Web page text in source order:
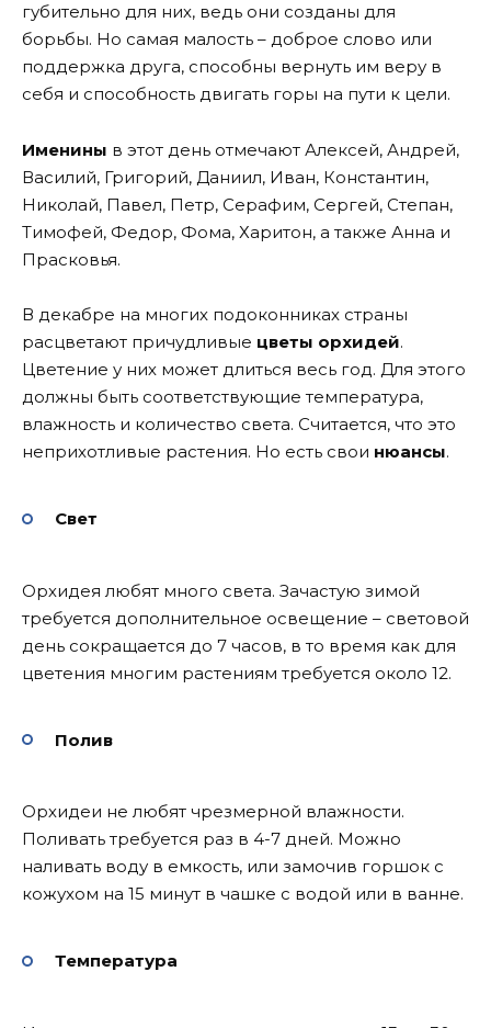
губительно для них, ведь они созданы для
борьбы. Но самая малость – доброе слово или
поддержка друга, способны вернуть им веру в
себя и способность двигать горы на пути к цели.
Именины в этот день отмечают Алексей, Андрей,
Василий, Григорий, Даниил, Иван, Константин,
Николай, Павел, Петр, Серафим, Сергей, Степан,
Тимофей, Федор, Фома, Харитон, а также Анна и
Прасковья.
В декабре на многих подоконниках страны
расцветают причудливые цветы орхидей.
Цветение у них может длиться весь год. Для этого
должны быть соответствующие температура,
влажность и количество света. Считается, что это
неприхотливые растения. Но есть свои нюансы.
Свет
Орхидея любят много света. Зачастую зимой
требуется дополнительное освещение – световой
день сокращается до 7 часов, в то время как для
цветения многим растениям требуется около 12.
Полив
Орхидеи не любят чрезмерной влажности.
Поливать требуется раз в 4-7 дней. Можно
наливать воду в емкость, или замочив горшок с
кожухом на 15 минут в чашке с водой или в ванне.
Температура